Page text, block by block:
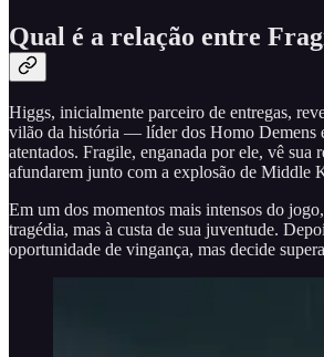
Qual é a relação entre
Higgs, inicialmente parceiro de entregas,
vilão da história — líder dos Homo Demens
atentados. Fragile, enganada por ele, vê sua
afundarem junto com a explosão de Middle
Em um dos momentos mais intensos do
tragédia, mas à custa de sua juventude.
oportunidade de vingança, mas decide